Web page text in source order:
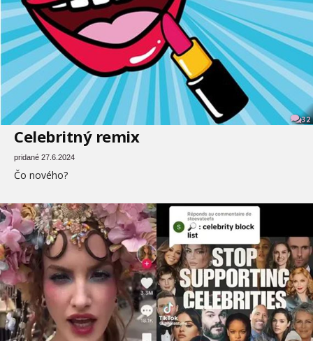
32
Celebritný remix
pridané 27.6.2024
Čo nového?